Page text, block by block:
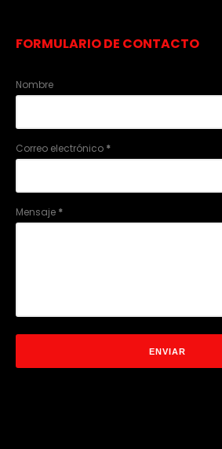
FORMULARIO DE CONTACTO
Nombre
Correo electrónico *
Mensaje *